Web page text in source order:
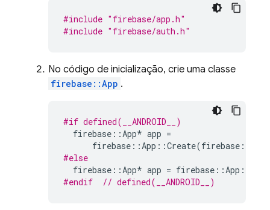
#include "firebase/app.h"
#include "firebase/auth.h"
No código de inicialização, crie uma classe
firebase::App .
#if defined(__ANDROID__)
firebase ::App* app =
firebase ::App ::Create(firebase ::
#else
firebase ::App* app = firebase ::App ::
#endif
// defined(__ANDROID__)